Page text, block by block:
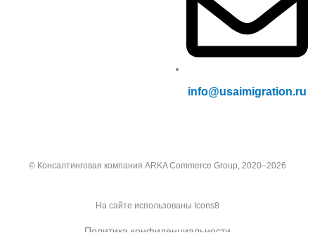
info@usaimigration.ru
© Консалтинговая компания ARKA Commerce Group, 2020–2026
На сайте использованы Icons8
Политика конфиденциальности